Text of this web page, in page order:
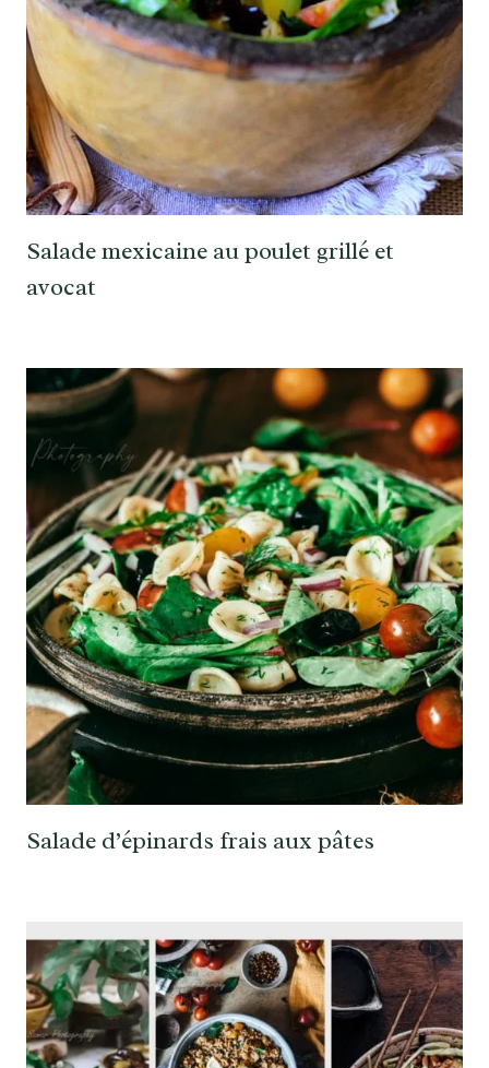
Salade mexicaine au poulet grillé et
avocat
Salade d’épinards frais aux pâtes